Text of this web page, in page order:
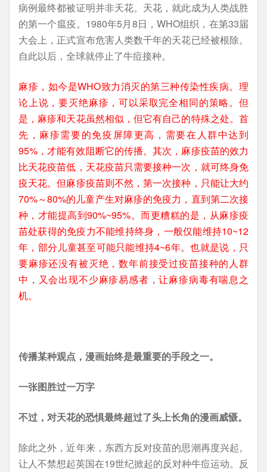
病例最终都被证明并非天花。天花，就此成为人类战胜
的第一个瘟疫。1980年5月8日，WHO组织，在第33届
大会上，正式宣布危害人类数千年的天花已经被根除。
自此以后，全球就停止了牛痘接种。
麻疹，如今是WHO致力消灭的第三种传染性疾病。理
论上说，要灭绝麻疹，可以采取完全相同的策略。但
是，麻疹和天花虽然相似，但它有自己的特殊之处。首
先，麻疹需要的免疫屏障更高，需要在人群中达到
95%，才能有效阻断它的传播。其次，麻疹疫苗的效力
比天花疫苗低，天花疫苗只需要接种一次，就可终身免
疫天花。但麻疹疫苗则不然，第一次接种，只能让大约
70%～80%的儿童产生对麻疹的免疫力，直到第二次接
种，才能提高到90%~95%。而更糟糕的是，从麻疹疫
苗处获得的免疫力不能维持终身，一般仅能维持10~12
年，部分儿童甚至可能只能维持4~6年。也就是说，只
要麻疹还没有被灭绝，数年前接受过疫苗接种的人群
中，又会出现不少麻疹易感者，让麻疹病毒有喘息之
机。
传播某种观点，漫画始终是最重要的手段之一。
一张图胜过一万字
不过，对天花的恐惧最终超过了头上长角的漫画威慑。
除此之外，近年来，东西方反对疫苗的思潮再度兴起。
让人不禁想起英国在19世纪掀起的反对种牛痘运动。反